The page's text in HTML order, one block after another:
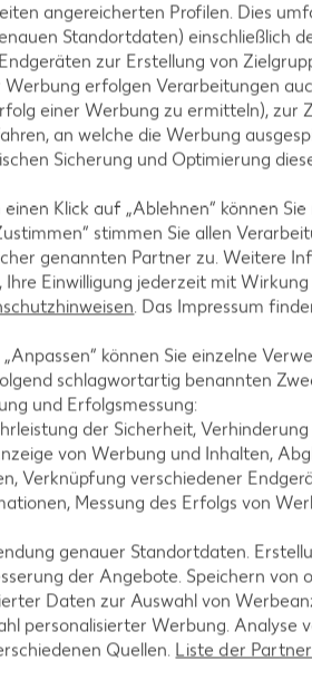
Salat-Rezepte
Spargel-Rezepte
Fleisch-Rezepte
Fisch-Rezepte
Geflügel-Rezepte
Lamm-Rezepte
Grill-Rezepte
angereicherten Profilen. Dies
Standortdaten) einschließlich
zur Erstellung von
Werbung erfolgen Verarbeitungen
einer Werbung zu ermitteln), zur
an welche die Werbung
Sicherung und Optimierung
einen Klick auf „Ablehnen“ können
stimmen Sie allen
genannten Partner zu. Weitere
Ihre Einwilligung jederzeit mit
. Das Impressum
können Sie einzelne
schlagwortartig benannten
und Erfolgsmessung:
der Sicherheit,
von Werbung und Inhalten,
Verknüpfung verschiedener
Messung des Erfolgs von
genauer Standortdaten.
der Angebote. Speichern
Daten zur Auswahl von
personalisierter Werbung. Analyse
Quellen. Liste der